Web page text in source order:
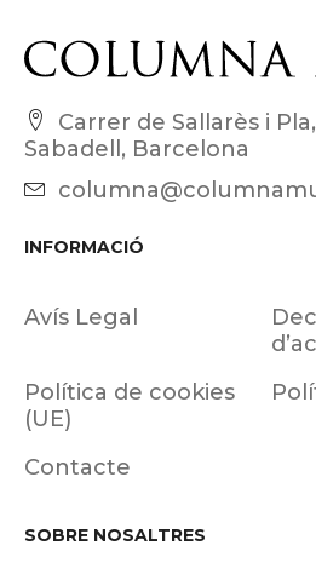
Carrer de Sallarès i
Sabadell, Barcelona
INFORMACIÓ
Avís Legal
Política de cookies
(UE)
Contacte
SOBRE NOSALTRES